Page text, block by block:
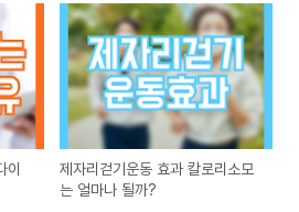
이
제자리걷기운동 효과 칼로리소모
는 얼마나 될까?